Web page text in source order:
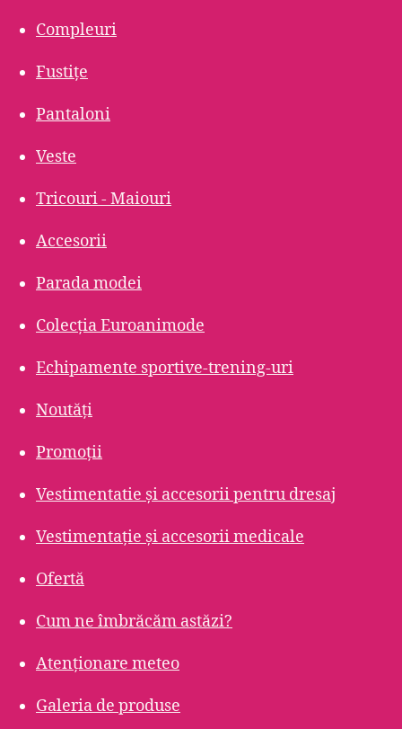
Compleuri
Fustițe
Pantaloni
Veste
Tricouri - Maiouri
Accesorii
Parada modei
Colecția Euroanimode
Echipamente sportive-trening-uri
Noutăți
Promoții
Vestimentatie și accesorii pentru dresaj
Vestimentație și accesorii medicale
Ofertă
Cum ne îmbrăcăm astăzi?
Atenționare meteo
Galeria de produse